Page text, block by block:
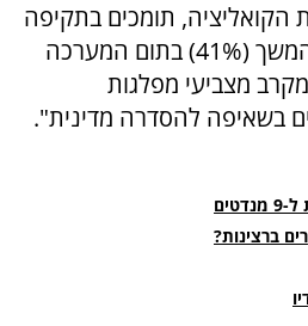
הקואליציה, תומכים בתקיפה
מייד (40%) או תקיפה בהמשך (41%) בתום המערכה
מצביעי מפלגות
ברצינות?